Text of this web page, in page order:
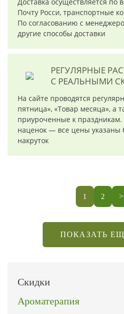
Скидки
Ароматерапия
Почту Росси, транспортные
По согласованию с
другие способы доставки
РЕГУЛЯРНЫЕ
С РЕАЛЬНЫМИ
На сайте проводятся
пятница», «Товар месяца», а
приуроченные к
наценок — все цены указаны
накруток
1 2 >
ПОКАЗАТЬ